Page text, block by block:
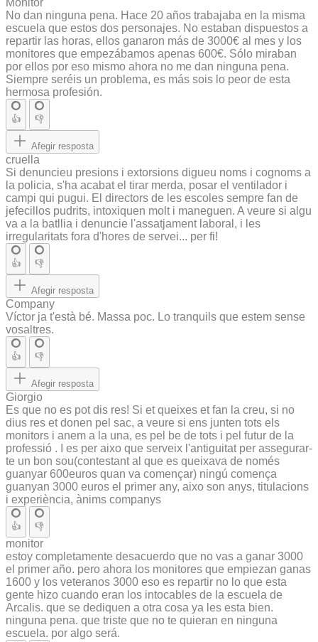
Monitor
No dan ninguna pena. Hace 20 años trabajaba en la misma
escuela que estos dos personajes. No estaban dispuestos a
repartir las horas, ellos ganaron más de 3000€ al mes y los
monitores que empezábamos apenas 600€. Sólo miraban
por ellos por eso mismo ahora no me dan ninguna pena.
Siempre seréis un problema, es más sois lo peor de esta
hermosa profesión.
👍 👎
Afegir resposta
cruella
Si denuncieu presions i extorsions digueu noms i cognoms a
la policia, s'ha acabat el tirar merda, posar el ventilador i
campi qui pugui. El directors de les escoles sempre fan de
jefecillos pudrits, intoxiquen molt i maneguen. A veure si algu
va a la batllia i denuncie l'assatjament laboral, i les
irregularitats fora d'hores de servei... per fi!
👍 👎
Afegir resposta
Company
Víctor ja t'està bé. Massa poc. Lo tranquils que estem sense
vosaltres.
👍 👎
Afegir resposta
Giorgio
Es que no es pot dis res! Si et queixes et fan la creu, si no
dius res et donen pel sac, a veure si ens junten tots els
monitors i anem a la una, es pel be de tots i pel futur de la
professió . I es per aixo que serveix l'antiguitat per assegurar-
te un bon sou(contestant al que es queixava de només
guanyar 600euros quan va començar) ningú comença
guanyan 3000 euros el primer any, aixo son anys, titulacions
i experiència, ànims companys
👍 👎
monitor
estoy completamente desacuerdo que no vas a ganar 3000
el primer año. pero ahora los monitores que empiezan ganas
1600 y los veteranos 3000 eso es repartir no lo que esta
gente hizo cuando eran los intocables de la escuela de
Arcalis. que se dediquen a otra cosa ya les esta bien.
ninguna pena. que triste que no te quieran en ninguna
escuela. por algo será.